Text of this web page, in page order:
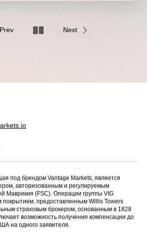
Prev Next
под брендом Vantage Markets, является
авторизованным и регулируемым
Маврикия (FSC). Операции группы VIG
предоставленным Willis Towers
страховым брокером, основанным в 1828
возможность получения компенсации до
на одного заявителя.